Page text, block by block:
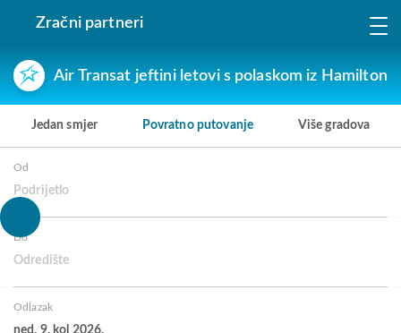
Zračni partneri
Air Transat jeftini letovi s polaskom iz Hamilton
Jedan smjer Povratno putovanje Više gradova
Od
Podrijetlo
Do
Odredište
Odlazak
ned, 9. kol 2026.